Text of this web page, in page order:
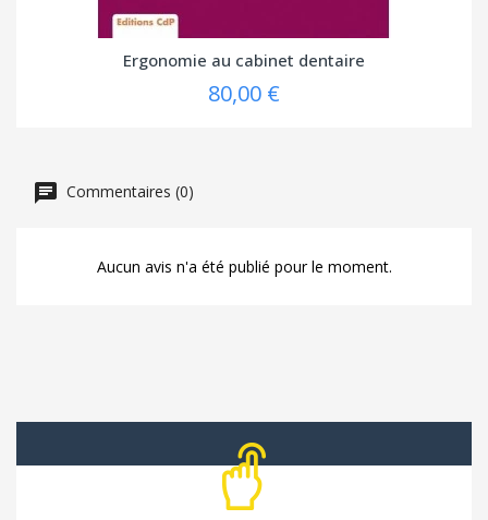
Ergonomie au cabinet dentaire
80,00 €
Commentaires (0)
Aucun avis n'a été publié pour le moment.